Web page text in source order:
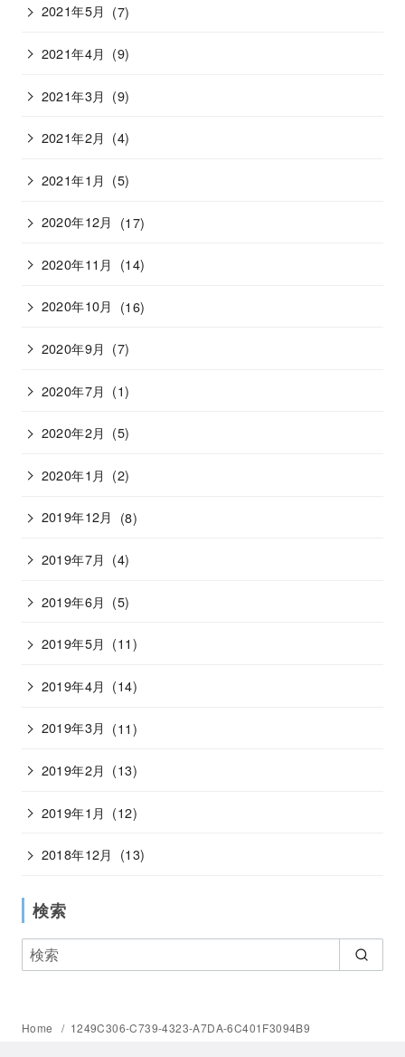
2021年5月 (7)
2021年4月 (9)
2021年3月 (9)
2021年2月 (4)
2021年1月 (5)
2020年12月 (17)
2020年11月 (14)
2020年10月 (16)
2020年9月 (7)
2020年7月 (1)
2020年2月 (5)
2020年1月 (2)
2019年12月 (8)
2019年7月 (4)
2019年6月 (5)
2019年5月 (11)
2019年4月 (14)
2019年3月 (11)
2019年2月 (13)
2019年1月 (12)
2018年12月 (13)
検索
Home 1249C306-C739-4323-A7DA-6C401F3094B9